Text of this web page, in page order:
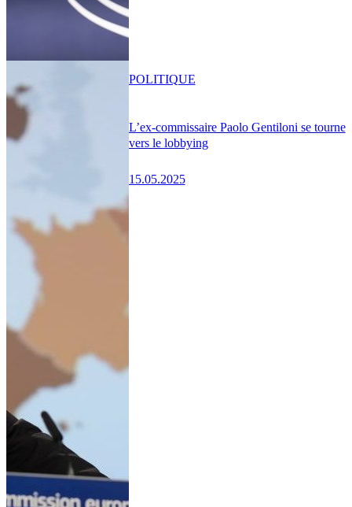
L’ex-commissaire Paolo Gentiloni se tourne
vers le lobbying
15.05.2025
POLITIQUE